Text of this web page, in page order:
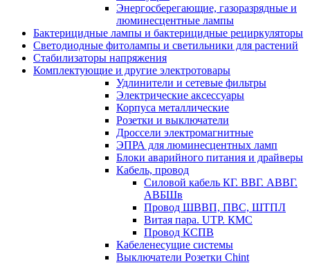
Энергосберегающие, газоразрядные и
люминесцентные лампы
Бактерицидные лампы и бактерицидные рециркуляторы
Светодиодные фитолампы и светильники для растений
Стабилизаторы напряжения
Комплектующие и другие электротовары
Удлинители и сетевые фильтры
Электрические аксессуары
Корпуса металлические
Розетки и выключатели
Дроссели электромагнитные
ЭПРА для люминесцентных ламп
Блоки аварийного питания и драйверы
Кабель, провод
Силовой кабель КГ. ВВГ. АВВГ.
АВБШв
Провод ШВВП, ПВС, ШТПЛ
Витая пара. UTP. КМС
Провод КСПВ
Кабеленесущие системы
Выключатели Розетки Chint